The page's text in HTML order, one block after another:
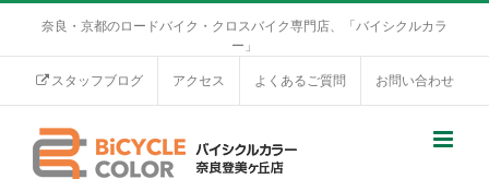
奈良・京都のロードバイク・クロスバイク専門店、「バイシクルカラ
ー」
スタッフブログ アクセス よくあるご質問 お問い合わせ